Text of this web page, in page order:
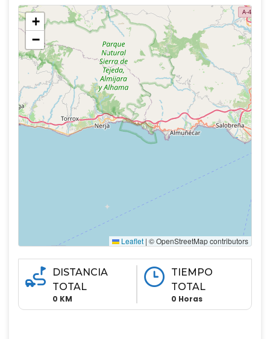
+
−
Leaflet | © OpenStreetMap contributors
DISTANCIA
TOTAL
0 KM
TIEMPO
TOTAL
0 Horas